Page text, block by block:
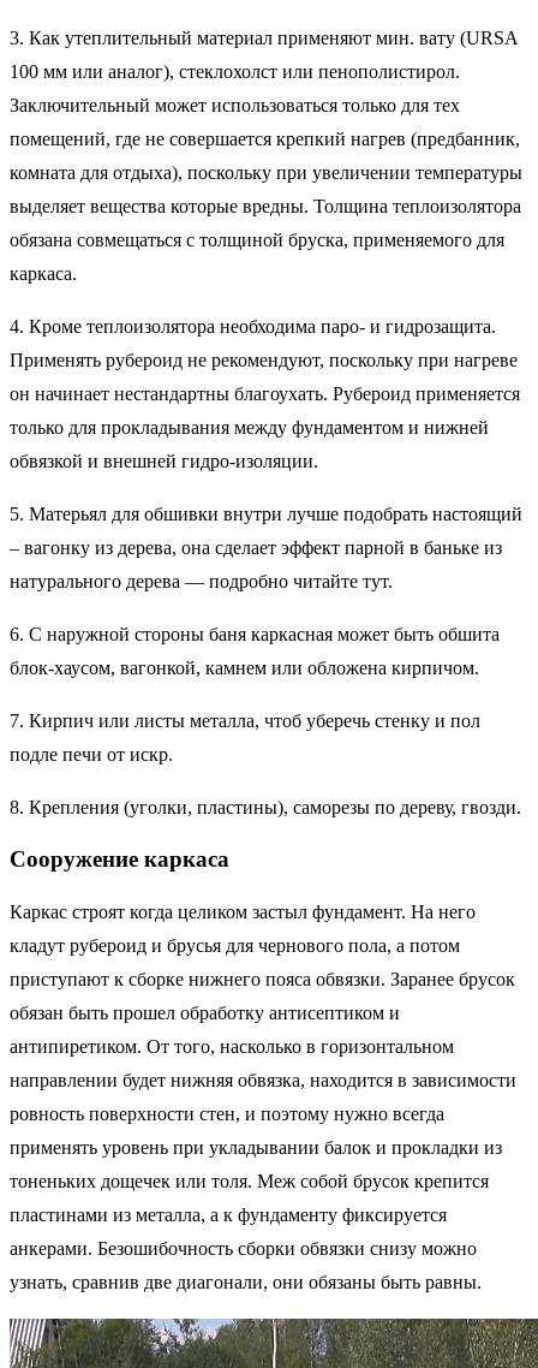
3. Как утеплительный материал применяют мин. вату (URSA
100 мм или аналог), стеклохолст или пенополистирол.
Заключительный может использоваться только для тех
помещений, где не совершается крепкий нагрев (предбанник,
комната для отдыха), поскольку при увеличении температуры
выделяет вещества которые вредны. Толщина теплоизолятора
обязана совмещаться с толщиной бруска, применяемого для
каркаса.
4. Кроме теплоизолятора необходима паро- и гидрозащита.
Применять рубероид не рекомендуют, поскольку при нагреве
он начинает нестандартны благоухать. Рубероид применяется
только для прокладывания между фундаментом и нижней
обвязкой и внешней гидро-изоляции.
5. Матерьял для обшивки внутри лучше подобрать настоящий
– вагонку из дерева, она сделает эффект парной в баньке из
натурального дерева — подробно читайте тут.
6. С наружной стороны баня каркасная может быть обшита
блок-хаусом, вагонкой, камнем или обложена кирпичом.
7. Кирпич или листы металла, чтоб уберечь стенку и пол
подле печи от искр.
8. Крепления (уголки, пластины), саморезы по дереву, гвозди.
Сооружение каркаса
Каркас строят когда целиком застыл фундамент. На него
кладут рубероид и брусья для чернового пола, а потом
приступают к сборке нижнего пояса обвязки. Заранее брусок
обязан быть прошел обработку антисептиком и
антипиретиком. От того, насколько в горизонтальном
направлении будет нижняя обвязка, находится в зависимости
ровность поверхности стен, и поэтому нужно всегда
применять уровень при укладывании балок и прокладки из
тоненьких дощечек или толя. Меж собой брусок крепится
пластинами из металла, а к фундаменту фиксируется
анкерами. Безошибочность сборки обвязки снизу можно
узнать, сравнив две диагонали, они обязаны быть равны.